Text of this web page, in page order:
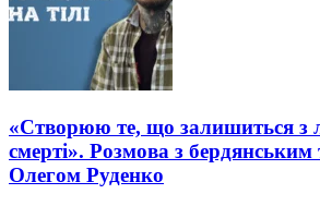
«Створюю те, що залишиться з
смерті». Розмова з
Олегом Руденко